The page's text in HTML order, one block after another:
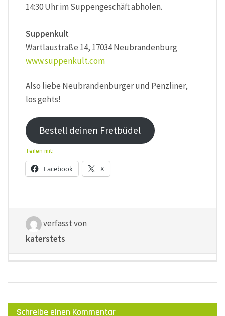
14:30 Uhr im Suppengeschäft abholen.
Suppenkult
Wartlaustraße 14, 17034 Neubrandenburg
www.suppenkult.com
Also liebe Neubrandenburger und Penzliner,
los gehts!
Bestell deinen Fretbüdel
Teilen mit:
Facebook X
verfasst von
katerstets
Schreibe einen Kommentar